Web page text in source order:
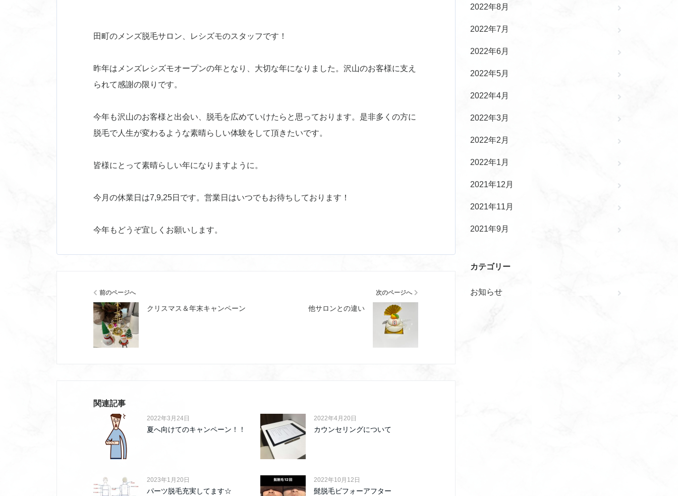
田町のメンズ脱毛サロン、レシズモのスタッフです！
昨年はメンズレシズモオープンの年となり、大切な年になりました。沢山のお客様に支え
られて感謝の限りです。
今年も沢山のお客様と出会い、脱毛を広めていけたらと思っております。是非多くの方に
脱毛で人生が変わるような素晴らしい体験をして頂きたいです。
皆様にとって素晴らしい年になりますように。
今月の休業日は7,9,25日です。営業日はいつでもお待ちしております！
今年もどうぞ宜しくお願いします。
前のページへ
クリスマス＆年末キャンペーン
次のページへ
他サロンとの違い
関連記事
2022年3月24日
夏へ向けてのキャンペーン！！
2022年4月20日
カウンセリングについて
2023年1月20日
パーツ脱毛充実してます☆
2022年10月12日
髭脱毛ビフォーアフター
2022年8月
2022年7月
2022年6月
2022年5月
2022年4月
2022年3月
2022年2月
2022年1月
2021年12月
2021年11月
2021年9月
カテゴリー
お知らせ